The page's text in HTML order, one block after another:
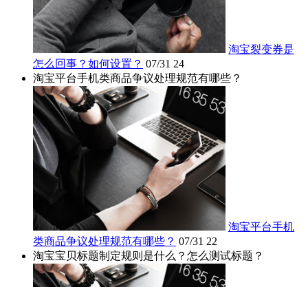
淘宝裂变券是
怎么回事？如何设置？ 07/31 24
淘宝平台手机类商品争议处理规范有哪些？
淘宝平台手机
类商品争议处理规范有哪些？ 07/31 22
淘宝宝贝标题制定规则是什么？怎么测试标题？